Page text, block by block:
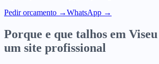
Pedir orcamento →WhatsApp →
Porque e que talhos em Viseu
um site profissional